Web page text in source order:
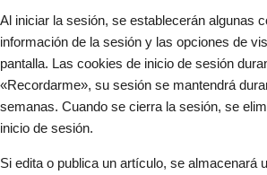
Al iniciar la sesión, se establecerán algunas
información de la sesión y las opciones de
pantalla. Las cookies de inicio de sesión
«Recordarme», su sesión se mantendrá
semanas. Cuando se cierra la sesión, se
inicio de sesión.
Si edita o publica un artículo, se almacenará